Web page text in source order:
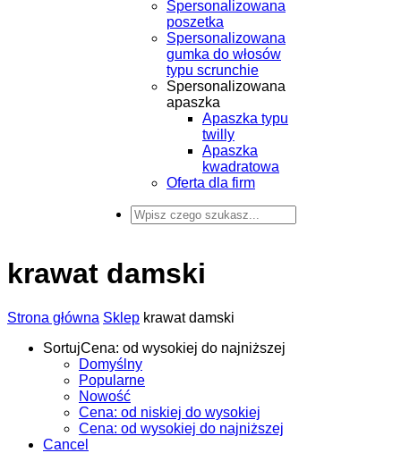
Spersonalizowana
poszetka
Spersonalizowana
gumka do włosów
typu scrunchie
Spersonalizowana
apaszka
Apaszka typu
twilly
Apaszka
kwadratowa
Oferta dla firm
krawat damski
Strona główna Sklep krawat damski
SortujCena: od wysokiej do najniższej
Domyślny
Popularne
Nowość
Cena: od niskiej do wysokiej
Cena: od wysokiej do najniższej
Cancel